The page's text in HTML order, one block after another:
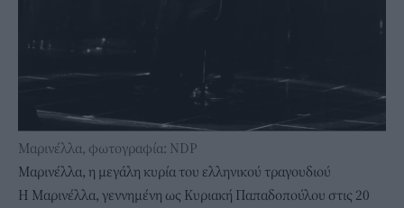
Μαρινέλλα, φωτογραφία: NDP
Μαρινέλλα, η μεγάλη κυρία του ελληνικού τραγουδιού
Η Μαρινέλλα, γεννημένη ως Κυριακή Παπαδοπούλου στις 20